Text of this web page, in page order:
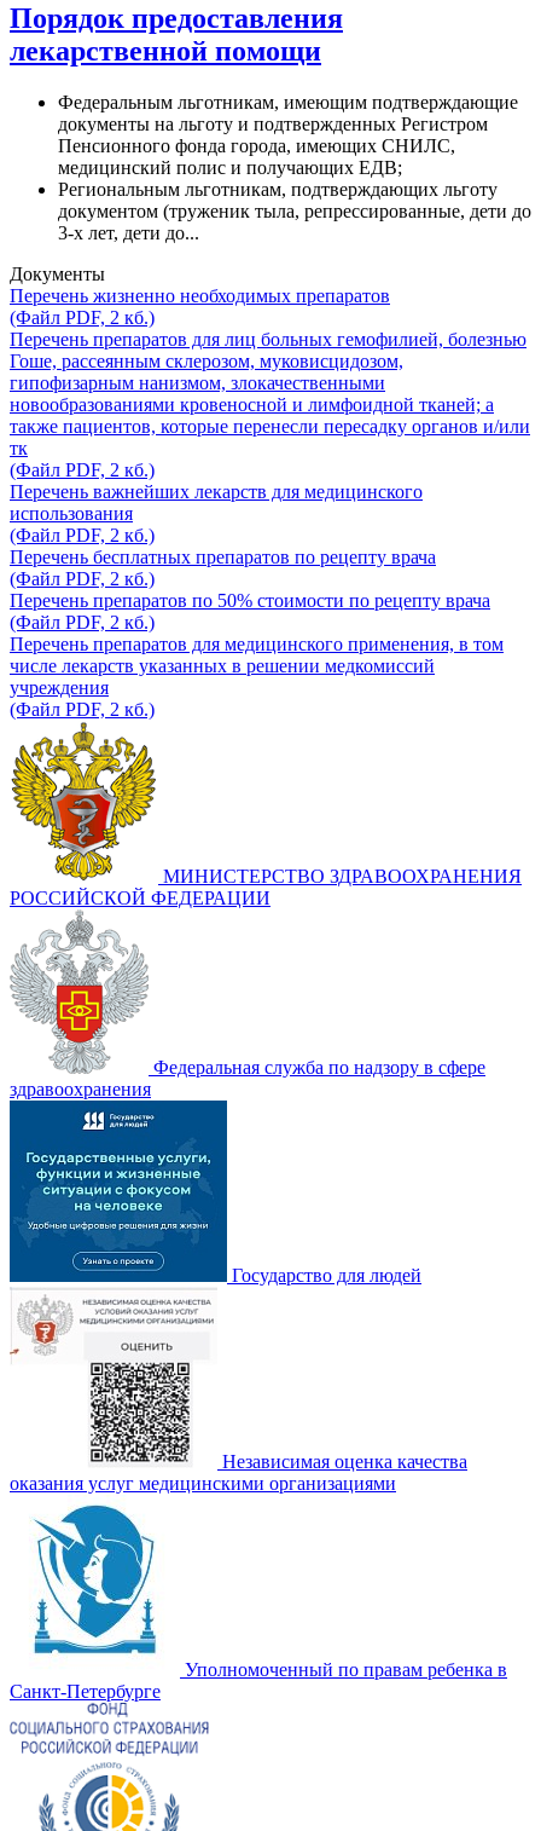
Порядок предоставления
лекарственной помощи
Федеральным льготникам, имеющим подтверждающие
документы на льготу и подтвержденных Регистром
Пенсионного фонда города, имеющих СНИЛС,
медицинский полис и получающих ЕДВ;
Региональным льготникам, подтверждающих льготу
документом (труженик тыла, репрессированные, дети до
3-х лет, дети до...
Документы
Перечень жизненно необходимых препаратов
(Файл PDF, 2 кб.)
Перечень препаратов для лиц больных гемофилией, болезнью
Гоше, рассеянным склерозом, муковисцидозом,
гипофизарным нанизмом, злокачественными
новообразованиями кровеносной и лимфоидной тканей; а
также пациентов, которые перенесли пересадку органов и/или
тк
(Файл PDF, 2 кб.)
Перечень важнейших лекарств для медицинского
использования
(Файл PDF, 2 кб.)
Перечень бесплатных препаратов по рецепту врача
(Файл PDF, 2 кб.)
Перечень препаратов по 50% стоимости по рецепту врача
(Файл PDF, 2 кб.)
Перечень препаратов для медицинского применения, в том
числе лекарств указанных в решении медкомиссий
учреждения
(Файл PDF, 2 кб.)
МИНИСТЕРСТВО ЗДРАВООХРАНЕНИЯ
РОССИЙСКОЙ ФЕДЕРАЦИИ
Федеральная служба по надзору в сфере
здравоохранения
Государство для людей
Независимая оценка качества
оказания услуг медицинскими организациями
Уполномоченный по правам ребенка в
Санкт-Петербурге